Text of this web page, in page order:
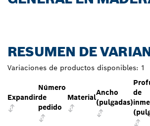
RESUMEN DE
Variaciones de productos disponibles: 1
Expandir
Número
de
pedido
Material
Ancho
(pulgadas)
de